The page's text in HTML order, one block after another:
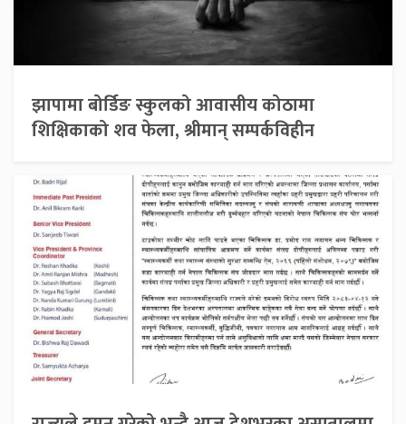
झापामा बोर्डिङ स्कुलको आवासीय कोठामा
शिक्षिकाको शव फेला, श्रीमान् सम्पर्कविहीन